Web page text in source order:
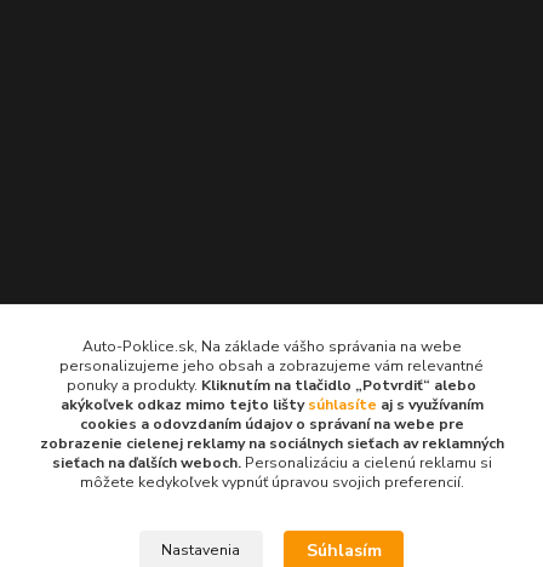
Kontakty
Auto-Poklice.sk
(Po-Pia, 8-16 hod.)
info@auto-poklice.sk
Auto-Poklice.sk, Na základe vášho správania na webe
personalizujeme jeho obsah a zobrazujeme vám relevantné
ponuky a produkty. Kliknutím na tlačidlo „Potvrdiť“ alebo
akýkoľvek odkaz mimo tejto lištysúhlasíte aj s využívaním
cookies a odovzdaním údajov o správaní na webe pre
zobrazenie cielenej reklamy na sociálnych sieťach av reklamných
sieťach na ďalších weboch.Personalizáciu a cielenú reklamu si
môžete kedykoľvek vypnúť úpravou svojich preferencií.
Nastavenia Súhlasím